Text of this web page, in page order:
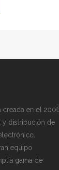
creada en el
y distribución de
equipo
gama de